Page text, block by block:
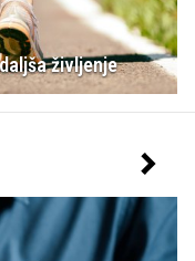
življenje